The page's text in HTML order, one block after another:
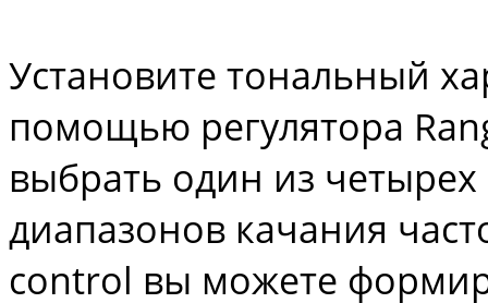
Установите тональный
помощью регулятора
выбрать один из
диапазонов качания
control вы можете